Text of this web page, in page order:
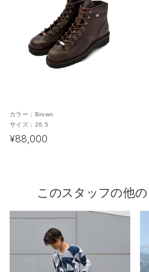
カラー： Brown
サイズ： 26.5
¥88,000
このスタッフの他